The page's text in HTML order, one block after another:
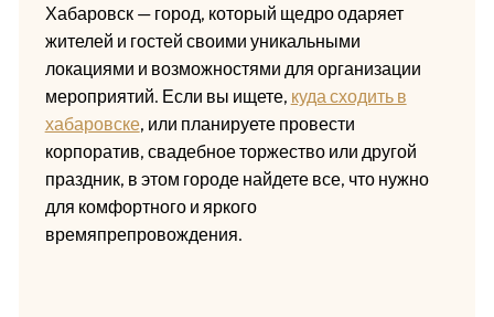
Хабаровск — город, который щедро одаряет
жителей и гостей своими уникальными
локациями и возможностями для организации
мероприятий. Если вы ищете, куда сходить в
хабаровске, или планируете провести
корпоратив, свадебное торжество или другой
праздник, в этом городе найдете все, что нужно
для комфортного и яркого
времяпрепровождения.